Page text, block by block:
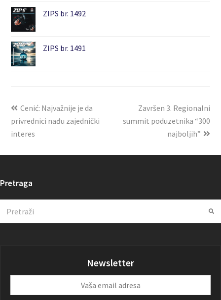
ZIPS br. 1492
ZIPS br. 1491
Cenić: Najvažnije je da
privrednici nađu zajednički
interes
Završen 3. Regionalni
summit poduzetnika “300
najboljih”
Pretraga
Newsletter
email